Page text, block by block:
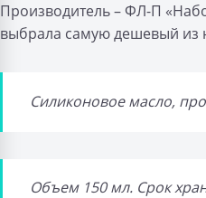
Производитель – ФЛ-П
выбрала самую дешевый из
Силиконовое масло,
Объем 150 мл. Срок